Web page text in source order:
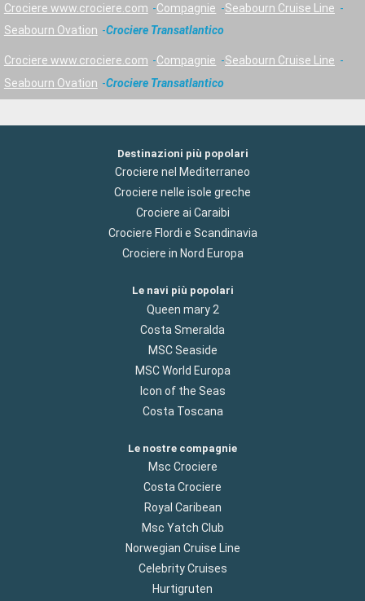
Crociere www.crociere.com Compagnie
Seabourn Cruise Line
Seabourn Ovation
Crociere Transatlantico
Crociere www.crociere.com Compagnie
Seabourn Cruise Line
Seabourn Ovation
Crociere Transatlantico
Destinazioni più popolari
Crociere nel Mediterraneo
Crociere nelle isole greche
Crociere ai Caraibi
Crociere Flordi e Scandinavia
Crociere in Nord Europa
Le navi più popolari
Queen mary 2
Costa Smeralda
MSC Seaside
MSC World Europa
Icon of the Seas
Costa Toscana
Le nostre compagnie
Msc Crociere
Costa Crociere
Royal Caribean
Msc Yatch Club
Norwegian Cruise Line
Celebrity Cruises
Hurtigruten